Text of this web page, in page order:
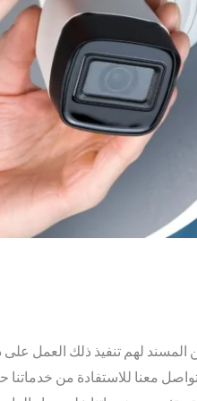
المسند لهم تنفيذ ذلك العمل
معنا للاستفادة من خدماتنا